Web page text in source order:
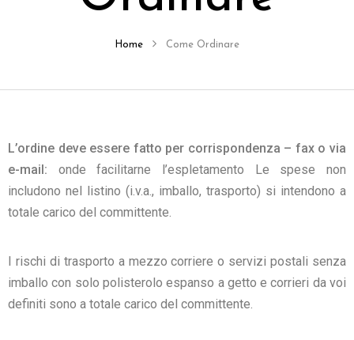
Home Come Ordinare
L’ordine deve essere fatto per corrispondenza – fax o via
e-mail: onde facilitarne l’espletamento Le spese non
includono nel listino (i.v.a., imballo, trasporto) si intendono a
totale carico del committente.
I rischi di trasporto a mezzo corriere o servizi postali senza
imballo con solo polisterolo espanso a getto e corrieri da voi
definiti sono a totale carico del committente.